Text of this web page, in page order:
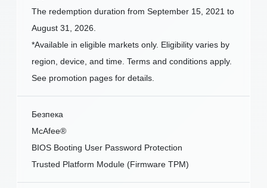
The redemption duration from September 15, 2021 to
August 31, 2026.
*Available in eligible markets only. Eligibility varies by
region, device, and time. Terms and conditions apply.
See promotion pages for details.
Безпека
McAfee®
BIOS Booting User Password Protection
Trusted Platform Module (Firmware TPM)